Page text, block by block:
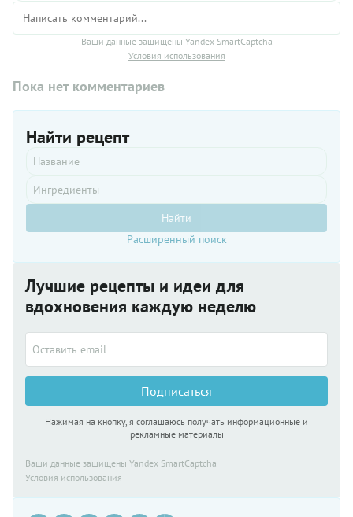
Ваши данные защищены Yandex SmartCaptcha
Условия использования
Пока нет комментариев
Найти рецепт
Найти
Расширенный поиск
Лучшие рецепты и идеи для
вдохновения каждую неделю
Подписаться
Нажимая на кнопку, я соглашаюсь получать информационные и
рекламные материалы
Ваши данные защищены Yandex SmartCaptcha
Условия использования